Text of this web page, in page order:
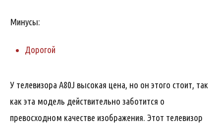
Минусы:
Дорогой
У телевизора A80J высокая цена, но он этого стоит, так
как эта модель действительно заботится о
превосходном качестве изображения. Этот телевизор